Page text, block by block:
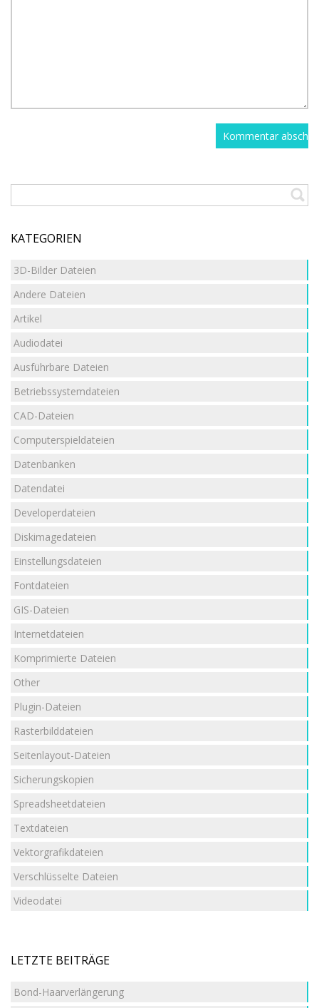
KATEGORIEN
3D-Bilder Dateien
Andere Dateien
Artikel
Audiodatei
Ausführbare Dateien
Betriebssystemdateien
CAD-Dateien
Computerspieldateien
Datenbanken
Datendatei
Developerdateien
Diskimagedateien
Einstellungsdateien
Fontdateien
GIS-Dateien
Internetdateien
Komprimierte Dateien
Other
Plugin-Dateien
Rasterbilddateien
Seitenlayout-Dateien
Sicherungskopien
Spreadsheetdateien
Textdateien
Vektorgrafikdateien
Verschlüsselte Dateien
Videodatei
LETZTE BEITRÄGE
Bond-Haarverlängerung